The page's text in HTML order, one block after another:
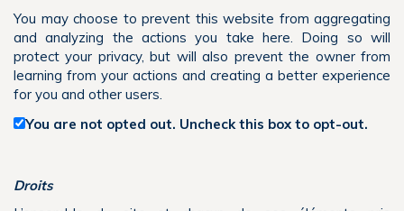
You may choose to prevent this website from aggregating
and analyzing the actions you take here. Doing so will
protect your privacy, but will also prevent the owner from
learning from your actions and creating a better experience
for you and other users.
You are not opted out. Uncheck this box to opt-out.
Droits